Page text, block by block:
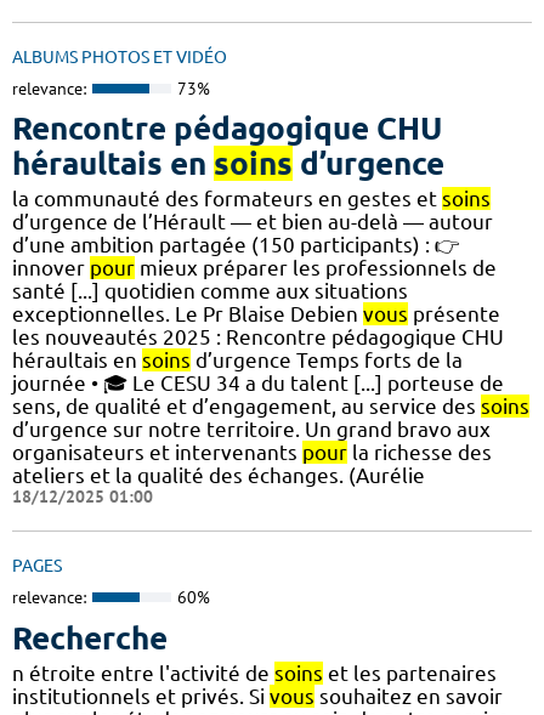
ALBUMS PHOTOS ET VIDÉO
relevance: 73%
Rencontre pédagogique CHU
héraultais en soins d’urgence
la communauté des formateurs en gestes et soins
d’urgence de l’Hérault — et bien au-delà — autour
d’une ambition partagée (150 participants) : 👉
innover pour mieux préparer les professionnels de
santé [...] quotidien comme aux situations
exceptionnelles. Le Pr Blaise Debien vous présente
les nouveautés 2025​ : Rencontre pédagogique CHU
héraultais en soins d’urgence Temps forts de la
journée​ • 🎓 Le CESU 34 a du talent [...] porteuse de
sens, de qualité et d’engagement, au service des soins
d’urgence sur notre territoire. Un grand bravo aux
organisateurs et intervenants pour la richesse des
ateliers et la qualité des échanges. (Aurélie
18/12/2025 01:00
PAGES
relevance: 60%
Recherche
n étroite entre l'activité de soins et les partenaires
institutionnels et privés. Si vous souhaitez en savoir